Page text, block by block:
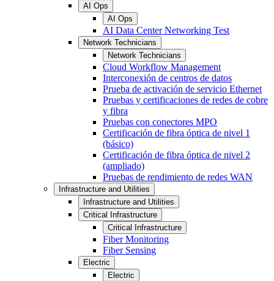
AI Ops
AI Ops
AI Data Center Networking Test
Network Technicians
Network Technicians
Cloud Workflow Management
Interconexión de centros de datos
Prueba de activación de servicio Ethernet
Pruebas y certificaciones de redes de cobre
y fibra
Pruebas con conectores MPO
Certificación de fibra óptica de nivel 1
(básico)
Certificación de fibra óptica de nivel 2
(ampliado)
Pruebas de rendimiento de redes WAN
Infrastructure and Utilities
Infrastructure and Utilities
Critical Infrastructure
Critical Infrastructure
Fiber Monitoring
Fiber Sensing
Electric
Electric